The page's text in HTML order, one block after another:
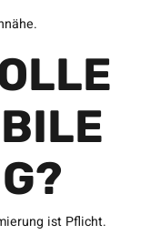
ist Pflicht.